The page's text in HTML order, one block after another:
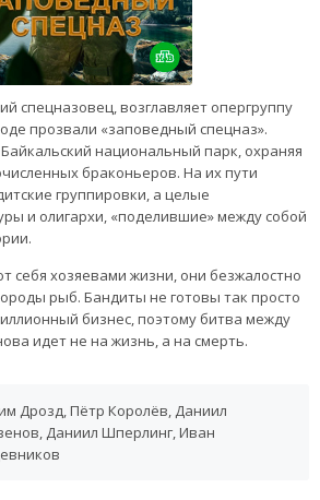
спецназовец, возглавляет опергруппу
прозвали «заповедный спецназ».
национальный парк, охраняя
браконьеров. На их пути
группировки, а целые
и олигархи, «поделившие» между собой
себя хозяевами жизни, они безжалостно
рыб. Бандиты не готовы так просто
бизнес, поэтому битва между
идет не на жизнь, а на смерть.
Дрозд, Пётр Королёв, Даниил
Даниил Шперлинг, Иван